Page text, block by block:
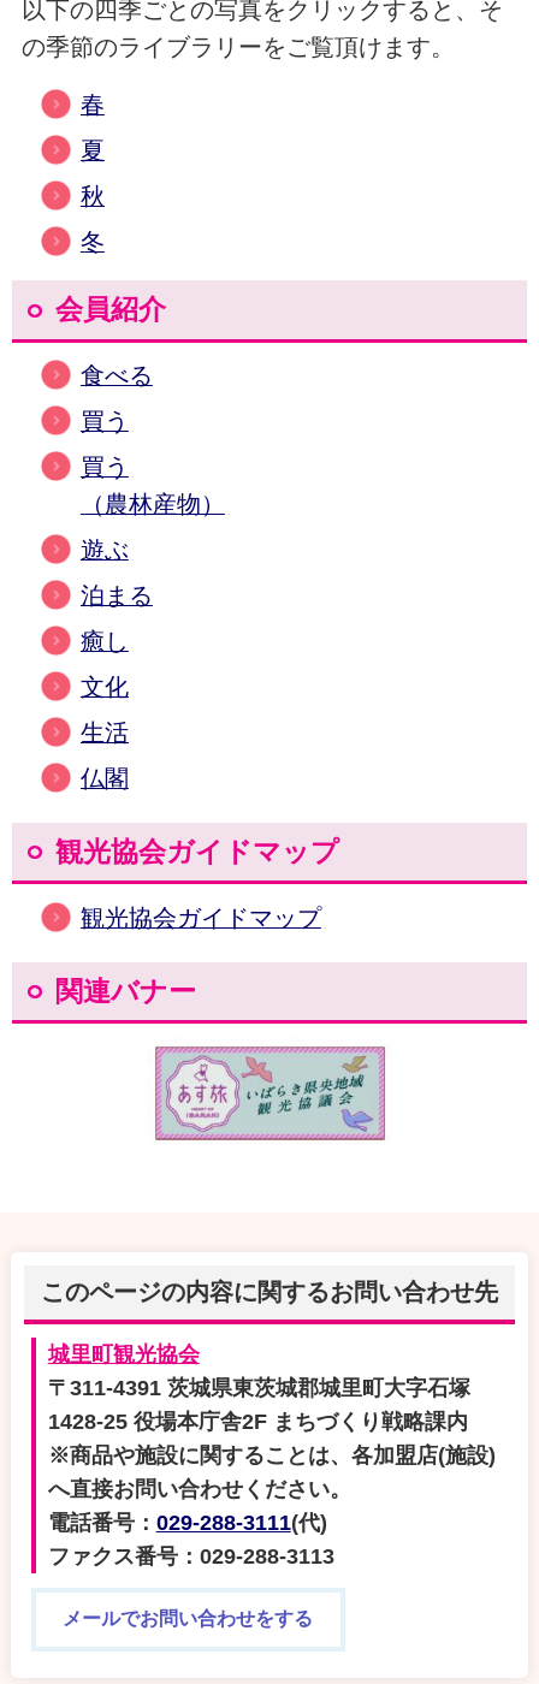
以下の四季ごとの写真をクリックすると、そ
の季節のライブラリーをご覧頂けます。
春
夏
秋
冬
会員紹介
食べる
買う
買う
（農林産物）
遊ぶ
泊まる
癒し
文化
生活
仏閣
観光協会ガイドマップ
観光協会ガイドマップ
関連バナー
このページの内容に関するお問い合わせ先
城里町観光協会
〒311-4391 茨城県東茨城郡城里町大字石塚
1428-25 役場本庁舎2F まちづくり戦略課内
※商品や施設に関することは、各加盟店(施設)
へ直接お問い合わせください。
電話番号： 029-288-3111(代)
ファクス番号：029-288-3113
メールでお問い合わせをする